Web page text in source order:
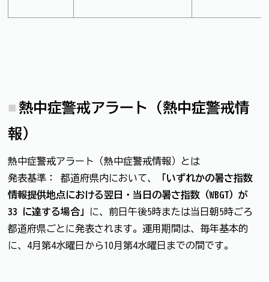
熱中症警戒アラート（熱中症警戒情
報）
熱中症警戒アラート（熱中症警戒情報）とは
発表基準： 都道府県内において、
「いずれかの暑さ指数
情報提供地点における翌日・当日の暑さ指数（WBGT）が
33 に達する場合」
に、前日午後5時または当日朝5時ごろ
都道府県ごとに発表されます。運用期間は、毎年基本的
に、4月第4水曜日から10月第4水曜日までの間です。